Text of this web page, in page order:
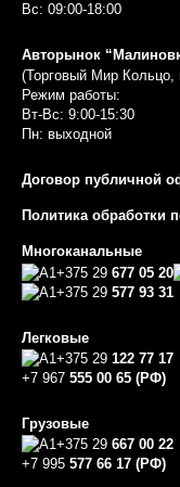
Вс: 09:00-18:00
Авторынок
(Торговый Мир Кольцо,
Режим работы:
Вт-Вс: 9:00-15:30
Пн: выходной
Договор публичной
Политика обработки
Многоканальные
+375 29 677 05 20
+375 29 577 93 31
Легковые
+375 29 122 77 17
+7 967 555 00 65 (РФ)
Грузовые
+375 29 667 00 22
+7 995 577 66 17 (РФ)